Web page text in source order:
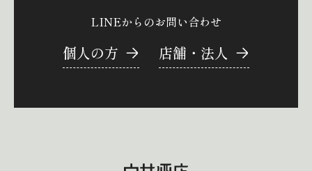
LINEからのお問い合わせ
個人の方 店舗・法人